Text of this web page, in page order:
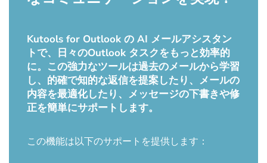
Kutools for Outlook の AI メールアシスタン
トで、日々のOutlook タスクをもっと効率的
に。この強力なツールは過去のメールから学習
し、的確で知的な返信を提案したり、メールの
内容を最適化したり、メッセージの下書きや修
正を簡単にサポートします。
この機能は以下のサポートを提供します：